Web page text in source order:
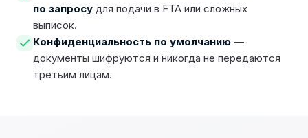
по запросу для подачи в FTA или сложных
выписок.
Конфиденциальность по умолчанию —
документы шифруются и никогда не передаются
третьим лицам.